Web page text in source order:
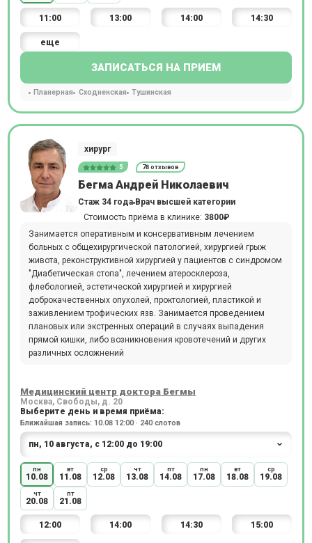
11:00 13:00 14:00 14:30
еще
ЗАПИСАТЬСЯ НА ПРИЕМ
Планерная Сходненская Тушинская
хирург
5 78 отзывов
Бегма Андрей Николаевич
Стаж 34 года Врач высшей категории
Стоимость приёма в клинике: 3800₽
Занимается оперативным и консервативным лечением
больных с общехирургической патологией, хирургией грыж
живота, реконструктивной хирургией у пациентов с синдромом
"Диабетическая стопа", лечением атеросклероза,
флебологией, эстетической хирургией и хирургией
доброкачественных опухолей, проктологией, пластикой и
заживлением трофических язв. Занимается проведением
плановых или экстренных операций в случаях выпадения
прямой кишки, либо возникновения кровотечений и других
различных осложнений
Медицинский центр доктора Бегмы
Москва, Свободы, д. 20
Выберите день и время приёма:
Ближайшая запись: 10.08 12:00 · 240 слотов
пн
10.08
вт
11.08
ср
12.08
чт
13.08
пт
14.08
пн
17.08
вт
18.08
ср
19.08
чт
20.08
пт
21.08
12:00 14:00 14:30 15:00